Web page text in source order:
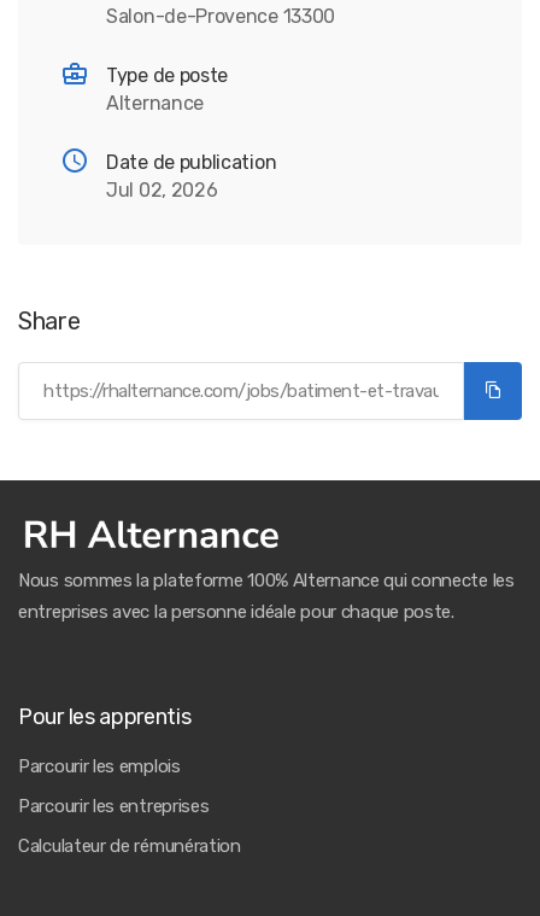
Salon-de-Provence 13300
Type de poste
Alternance
Date de publication
Jul 02, 2026
Share
Nous sommes la plateforme 100% Alternance qui connecte les
entreprises avec la personne idéale pour chaque poste.
Pour les apprentis
Parcourir les emplois
Parcourir les entreprises
Calculateur de rémunération